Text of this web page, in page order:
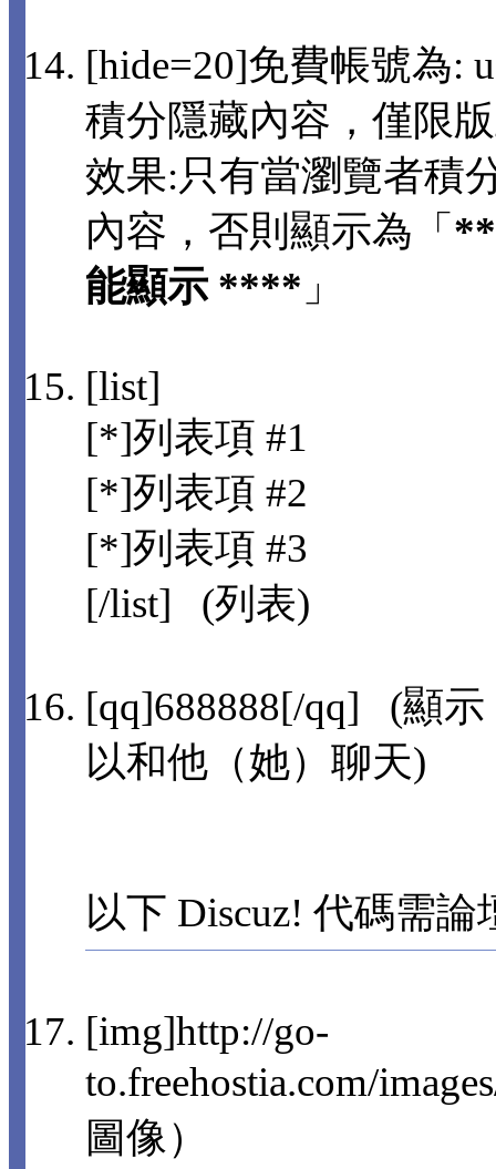
[hide=20]免費帳號為:
積分隱藏內容，僅限
效果:只有當瀏覽者積
內容，否則顯示為「
能顯示 **** 」
[list]
[*]列表項 #1
[*]列表項 #2
[*]列表項 #3
[/list] (列表)
[qq]688888[/qq] (顯
以和他（她）聊天)
以下 Discuz! 代碼需
[img]http://go-
to.freehostia.com/
圖像）